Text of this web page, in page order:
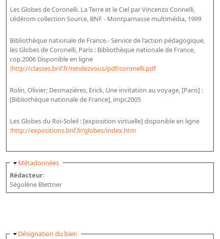
Les Globes de Coronelli. La Terre et le Ciel par Vincenzo Corinelli,
cédérom collection Source, BNF - Montparnasse multimédia, 1999
Bibliothèque nationale de France.- Service de l'action pédagogique,
les Globes de Coronelli, Paris : Bibliothèque nationale de France,
cop.2006 Disponible en ligne
:http://classes.bnf.fr/rendezvous/pdf/coronelli.pdf
Rolin, Olivier; Desmazières, Erick, Une invitation au voyage, [Paris] :
[Bibliothèque nationale de France], impr.2005
Les Globes du Roi-Soleil : [exposition virtuelle] disponible en ligne
:http://expositions.bnf.fr/globes/index.htm
Masquer
Métadonnées
Rédacteur:
Ségolène Blettner
Masquer
Désignation du bien